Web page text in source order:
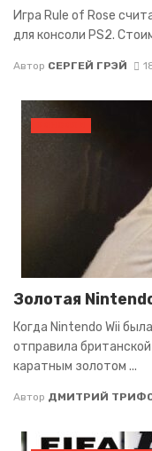
Игра Rule of Rose
для консоли PS2.
Автор СЕРГЕЙ ГРЭЙ
Золотая
Когда Nintendo Wii
отправила
каратным золотом ...
Автор ДМИТРИЙ